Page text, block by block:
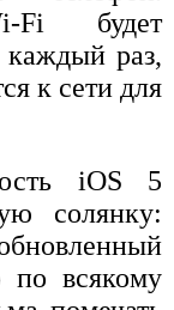
Fi будет
каждый раз,
к сети для
iOS 5
солянку:
всякому